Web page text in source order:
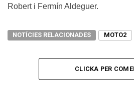
Robert i Fermín Aldeguer.
NOTÍCIES RELACIONADES MOTO2
CLICKA PER